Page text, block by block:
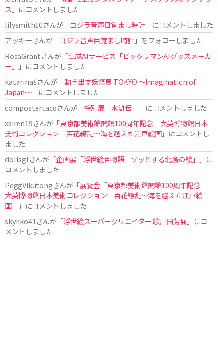
ス 」にコメントしました
lilysmith10さんが「ゴジラ音声目覚まし時計」にコメントしました
アッキーさんが「ゴジラ音声目覚まし時計」をフォローしました
RosaGrantさんが「生成AIサービス「ビックリマンAIグッズメーカ
ー」
」にコメントしました
katarina8さんが「動き出す妖怪展 TOKYO 〜Imagination of
Japan〜」にコメントしました
compostertacoさんが「特別展「水滸伝」
」にコメントしました
xsiren19さんが「東京都美術館開館100周年記念 大英博物館日本
美術コレクション 百花繚乱～海を越えた江戸絵画」にコメントし
ました
dollsglさんが「企画展「浮世絵百物語 ゾッとする北斎の絵」
」に
コメントしました
PeggVikutongさんが「展覧会「東京都美術館開館100周年記念
大英博物館日本美術コレクション 百花繚乱〜海を越えた江戸絵
画」
」にコメントしました
skynko41さんが「浮世絵スーパークリエイター 歌川国芳展 」にコ
メントしました